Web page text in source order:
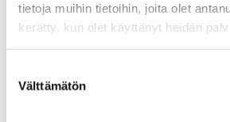
tietoja muihin tietoihin, joita olet
kerätty, kun olet käyttänyt heidän
valinta
Välttämätön
Tulivuori